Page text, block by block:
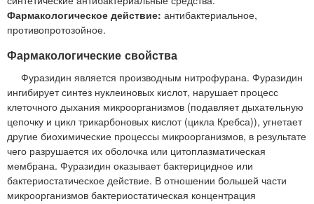
Фармакологическое действие: антибактериальное,
противопротозойное.
Фармакологические свойства
Фуразидин является производным нитрофурана. Фуразидин
ингибирует синтез нуклеиновых кислот, нарушает процесс
клеточного дыхания микроорганизмов (подавляет дыхательную
цепочку и цикл трикарбоновых кислот (цикла Кребса)), угнетает
другие биохимические процессы микроорганизмов, в результате
чего разрушается их оболочка или цитоплазматическая
мембрана. Фуразидин оказывает бактерицидное или
бактериостатическое действие. В отношении большей части
микроорганизмов бактериостатическая концентрация